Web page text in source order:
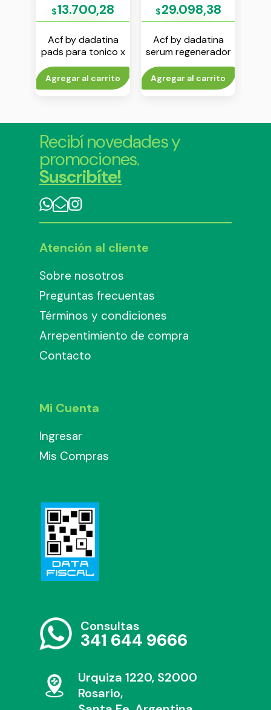
$13.700,28
Acf by dadatina
pads para tonico x
3 unidades
Agregar al carrito
$29.098,38
Acf by dadatina
serum regenerador
vol 3 x 30 ml
Agregar al carrito
Recibí novedades y
promociones.
Suscribíte!
Atención al cliente
Sobre nosotros
Preguntas frecuentas
Términos y condiciones
Arrepentimiento de compra
Contacto
Mi Cuenta
Ingresar
Mis Compras
Consultas
341 644 9666
Urquiza 1220, S2000
Rosario,